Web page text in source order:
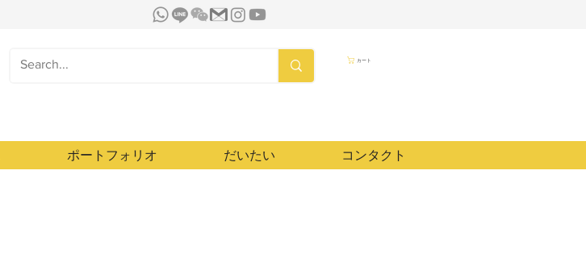
カート
ポートフォリオ だいたい コンタクト